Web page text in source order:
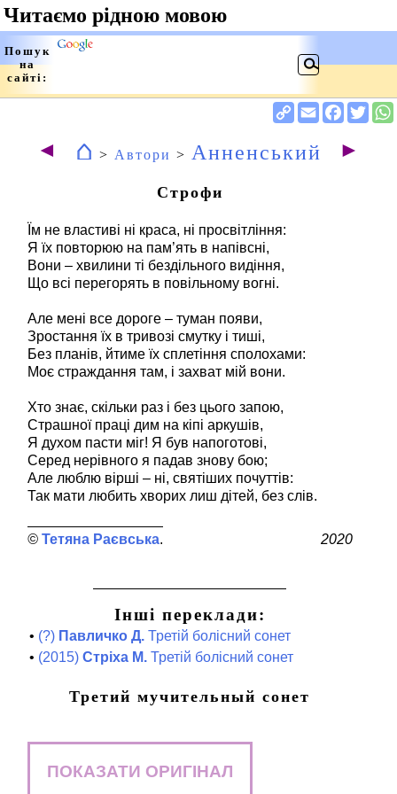
◄ ⌂ > Автори > Анненський ►
Строфи
Їм не властиві ні краса, ні просвітління:
Я їх повторюю на пам’ять в напівсні,
Вони – хвилини ті бездільного видіння,
Що всі перегорять в повільному вогні.
Але мені все дороге – туман появи,
Зростання їх в тривозі смутку і тиші,
Без планів, йтиме їх сплетіння сполохами:
Моє страждання там, і захват мій вони.
Хто знає, скільки раз і без цього запою,
Страшної праці дим на кіпі аркушів,
Я духом пасти міг! Я був напоготові,
Серед нерівного я падав знову бою;
Але люблю вірші – ні, святіших почуттів:
Так мати любить хворих лиш дітей, без слів.
Тетяна Раєвська 2020
Інші переклади:
• (?) Павличко Д.Третій болісний сонет
• (2015) Стріха М.Третій болісний сонет
Третий мучительный сонет
ПОКАЗАТИ ОРИГІНАЛ